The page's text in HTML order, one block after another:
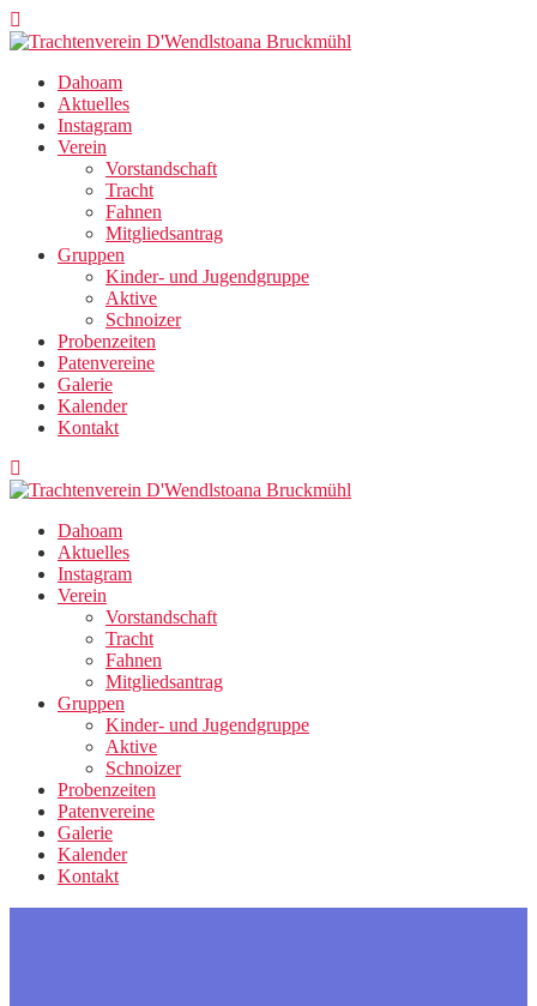
Zum
Inhalt
Dahoam
Aktuelles
Instagram
Verein
Vorstandschaft
Tracht
Fahnen
Mitgliedsantrag
Gruppen
Kinder- und Jugendgruppe
Aktive
Schnoizer
Probenzeiten
Patenvereine
Galerie
Kalender
Kontakt
Dahoam
Aktuelles
Instagram
Verein
Vorstandschaft
Tracht
Fahnen
Mitgliedsantrag
Gruppen
Kinder- und Jugendgruppe
Aktive
Schnoizer
Probenzeiten
Patenvereine
Galerie
Kalender
Kontakt